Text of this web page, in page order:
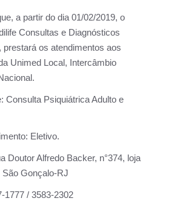
a partir do dia 01/02/2019, o
Consultas e Diagnósticos
prestará os atendimentos aos
Unimed Local, Intercâmbio
Consulta Psiquiátrica Adulto e
Eletivo.
Doutor Alfredo Backer, n°374, loja
São Gonçalo-RJ
1777 / 3583-2302